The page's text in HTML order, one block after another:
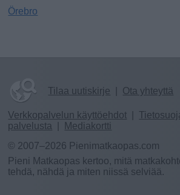
Örebro
Tilaa uutiskirje Ota yhteyttä
Verkkopalvelun käyttöehdot
palvelusta
Mediakortti
© 2007–2026 Pienimatkaopas.com
Pieni Matkaopas kertoo, mitä
tehdä, nähdä ja miten niissä selviää.